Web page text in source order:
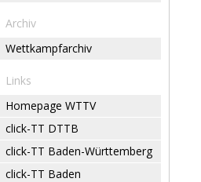
Archiv
Wettkampfarchiv
Links
Homepage WTTV
click-TT DTTB
click-TT Baden-Württemberg
click-TT Baden